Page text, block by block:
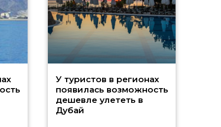
У туристов в регионах
появилась возможность
дешевле улететь в
Дубай